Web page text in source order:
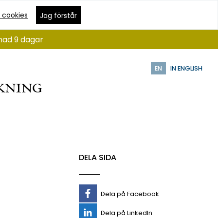
Jag förstår
EN IN ENGLISH
9 dagar
DELA SIDA
Dela på Facebook
Dela på LinkedIn